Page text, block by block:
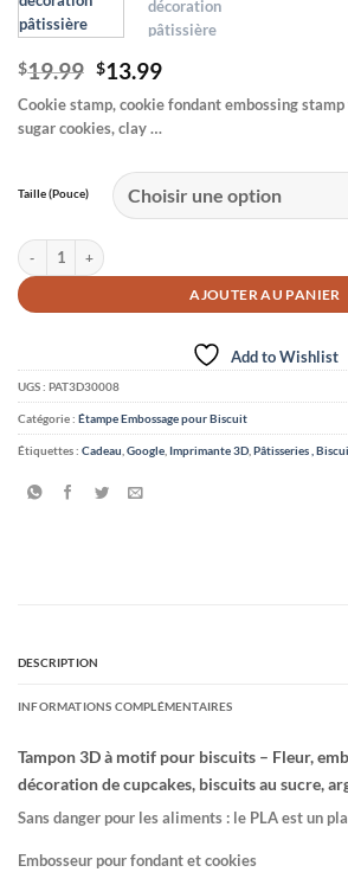
$19.99 Le
initial
était :
$13.99Le
actuel
est :
Cookie stamp, cookie fondant embossing
sugar cookies, clay …
Taille (Pouce)
quantité de Étampe à biscuits en 3D -Fleur
AJOUTER AU PANIER
Add to Wishlist
UGS : PAT3D30008
Catégorie : Étampe Embossage pour Biscuit
Étiquettes : Cadeau Google Imprimante 3D, Pâtisseries ,
DESCRIPTION
INFORMATIONS COMPLÉMENTAIRES
Tampon 3D à motif pour biscuits – Fleur,
décoration de cupcakes, biscuits au sucre,
Sans danger pour les aliments : le PLA est un
Embosseur pour fondant et cookies